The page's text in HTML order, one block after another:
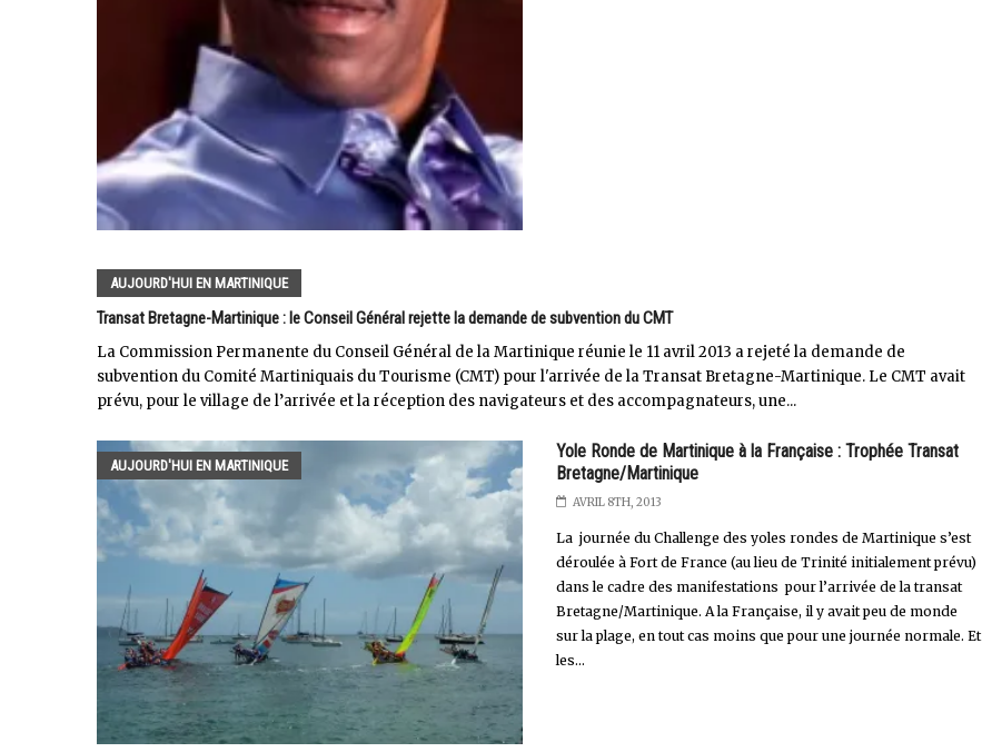
AUJOURD'HUI EN MARTINIQUE
Transat Bretagne-Martinique : le Conseil Général rejette la demande de subvention du CMT
La Commission Permanente du Conseil Général de la Martinique réunie le 11 avril 2013 a rejeté la demande de
subvention du Comité Martiniquais du Tourisme (CMT) pour l'arrivée de la Transat Bretagne-Martinique. Le CMT avait
prévu, pour le village de l’arrivée et la réception des navigateurs et des accompagnateurs, une...
AUJOURD'HUI EN MARTINIQUE
Yole Ronde de Martinique à la Française : Trophée Transat
Bretagne/Martinique
AVRIL 8TH, 2013
La journée du Challenge des yoles rondes de Martinique s’est
déroulée à Fort de France (au lieu de Trinité initialement prévu)
dans le cadre des manifestations pour l’arrivée de la transat
Bretagne/Martinique. A la Française, il y avait peu de monde
sur la plage, en tout cas moins que pour une journée normale. Et
les...